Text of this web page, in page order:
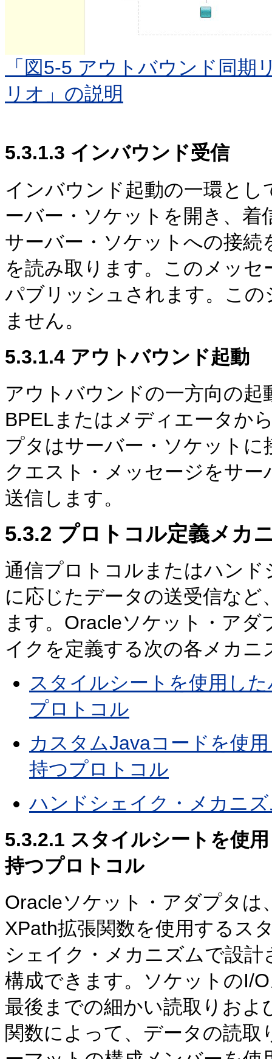
「図5-5 アウトバウンド同
リオ」の説明
5.3.1.3 インバウンド受信
インバウンド起動の一環と
ーバー・ソケットを開き、
サーバー・ソケットへの接
を読み取ります。このメッ
パブリッシュされます。こ
ません。
5.3.1.4 アウトバウンド起動
アウトバウンドの一方向の
BPELまたはメディエータか
プタはサーバー・ソケット
クエスト・メッセージをサ
送信します。
5.3.2 プロトコル定義メカ
通信プロトコルまたはハン
に応じたデータの送受信な
ます。Oracleソケット・ア
イクを定義する次の各メカ
スタイルシートを使用し
プロトコル
カスタムJavaコードを使
持つプロトコル
ハンドシェイク・メカニ
5.3.2.1 スタイルシートを使
持つプロトコル
Oracleソケット・アダプタ
XPath拡張関数を使用するス
シェイク・メカニズムで設
構成できます。ソケットのI/
最後までの細かい読取りお
関数によって、データの読